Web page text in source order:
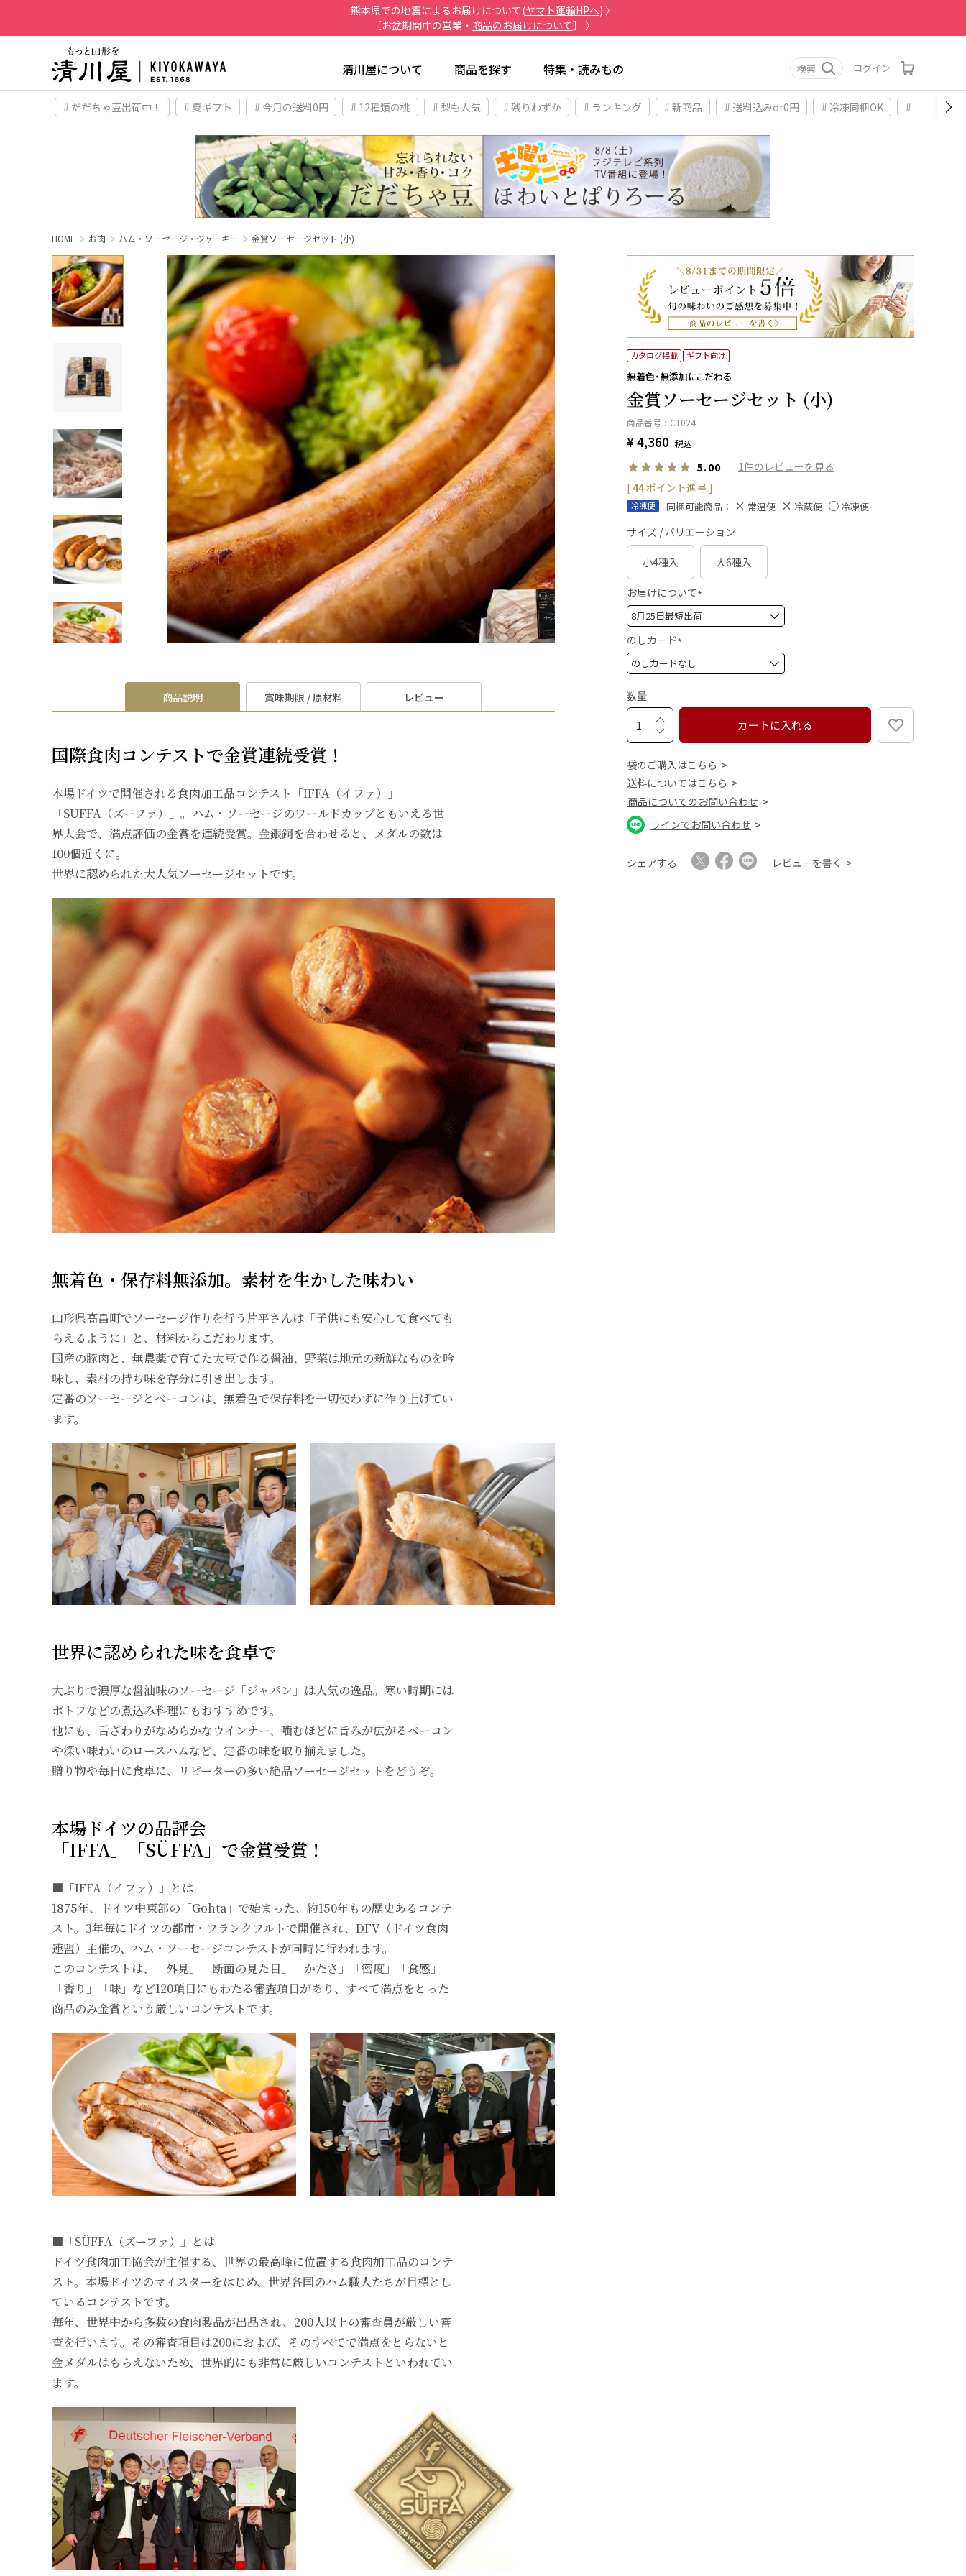
熊本県での地震によるお届けについて(ヤマト運輸HPへ) 〉
［お盆期間中の営業・ 商品のお届けについて］ 〉
清川屋について 商品を探す 特集・読みもの 検索 ログイン
# だだちゃ豆出荷中！ # 夏ギフト # 今月の送料0円 # 12種類の桃 # 梨も人気 # 残りわずか # ランキング # 新商品 # 送料込みor0円 # 冷凍同梱OK # お土産
HOME お肉 ハム・ソーセージ・ジャーキー 金賞ソーセージセット (小)
商品説明 賞味期限 / 原材料 レビュー
国際食肉コンテストで金賞連続受賞！
本場ドイツで開催される食肉加工品コンテスト「IFFA（イファ）」
「SUFFA（ズーファ）」。ハム・ソーセージのワールドカップともいえる世
界大会で、満点評価の金賞を連続受賞。金銀銅を合わせると、メダルの数は
100個近くに。
世界に認められた大人気ソーセージセットです。
無着色・保存料無添加。素材を生かした味わい
山形県高畠町でソーセージ作りを行う片平さんは「子供にも安心して食べても
らえるように」と、材料からこだわります。
国産の豚肉と、無農薬で育てた大豆で作る醤油、野菜は地元の新鮮なものを吟
味し、素材の持ち味を存分に引き出します。
定番のソーセージとベーコンは、無着色で保存料を一切使わずに作り上げてい
ます。
世界に認められた味を食卓で
大ぶりで濃厚な醤油味のソーセージ「ジャパン」は人気の逸品。寒い時期には
ポトフなどの煮込み料理にもおすすめです。
他にも、舌ざわりがなめらかなウインナー、噛むほどに旨みが広がるベーコン
や深い味わいのロースハムなど、定番の味を取り揃えました。
贈り物や毎日に食卓に、リピーターの多い絶品ソーセージセットをどうぞ。
本場ドイツの品評会
「IFFA」「SÜFFA」で金賞受賞！
■「IFFA（イファ）」とは
1875年、ドイツ中東部の「Gohta」で始まった、約150年もの歴史あるコンテ
スト。3年毎にドイツの都市・フランクフルトで開催され、DFV（ドイツ食肉
連盟）主催の、ハム・ソーセージコンテストが同時に行われます。
このコンテストは、「外見」「断面の見た目」「かたさ」「密度」「食感」
「香り」「味」など120項目にもわたる審査項目があり、すべて満点をとった
商品のみ金賞という厳しいコンテストです。
■「SÜFFA（ズーファ）」とは
ドイツ食肉加工協会が主催する、世界の最高峰に位置する食肉加工品のコンテ
スト。本場ドイツのマイスターをはじめ、世界各国のハム職人たちが目標とし
ているコンテストです。
毎年、世界中から多数の食肉製品が出品され、200人以上の審査員が厳しい審
査を行います。その審査項目は200におよび、そのすべてで満点をとらないと
金メダルはもらえないため、世界的にも非常に厳しいコンテストといわれてい
ます。
カタログ掲載 ギフト向け
無着色・無添加にこだわる
金賞ソーセージセット (小)
商品番号 C1024
¥4,360 税込
5.00
1
[44ポイント進呈 ]
冷凍便 同梱可能商品： 常温便 冷蔵便 冷凍便
サイズ / バリエーション
小4種入 大6種入
お届けについて
(
必
)
のしカード
(
必
数量
カートに入れる
袋のご購入はこちら
送料についてはこちら
商品についてのお問い合わせ
ラインでお問い合わせ
シェアする レビューを書く